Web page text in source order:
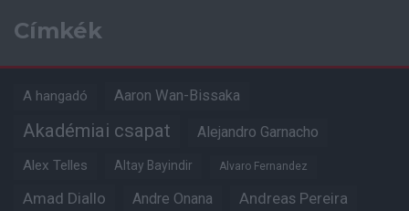
Címkék
A hangadó Aaron Wan-Bissaka
Akadémiai csapat Alejandro Garnacho
Alex Telles Altay Bayindir Alvaro Fernandez
Amad Diallo Andre Onana Andreas Pereira